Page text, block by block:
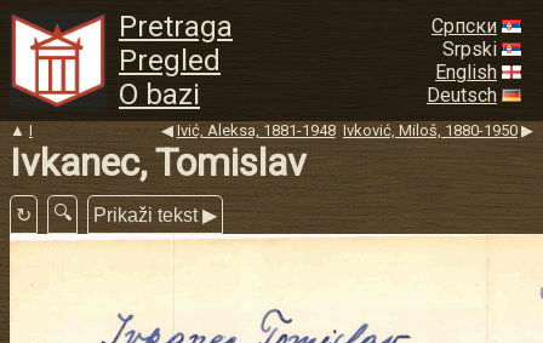
Pretraga
Pregled
O bazi
Српски
Srpski
English
Deutsch
▲ I ◀ Ivić, Aleksa, 1881-1948 Ivković, Miloš, 1880-1950 ▶
Ivkanec, Tomislav